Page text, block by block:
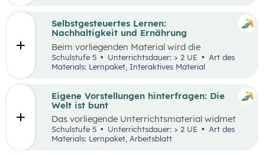
Eigene Vorstellungen hinterfragen: Die
Welt ist bunt
Das vorliegende Unterrichtsmaterial widmet
sich dem Thema Stereotype – insbesondere in
Bezug auf Afrika – und kann als Einstieg in das
Schulstufe 5 Unterrichtsdauer: > 2 UE
Materials: Lernpaket, Arbeitsblatt
Selbstgesteuertes Lernen:
Nachhaltigkeit und Ernährung
Beim vorliegenden Material wird die
Lernumgebung viachabaDoozur Verfügung
gestellt und mit einem analogen Lernplan (M2)
Schulstufe 5 Unterrichtsdauer: > 2 UE
Materials: Lernpaket, Interaktives Material